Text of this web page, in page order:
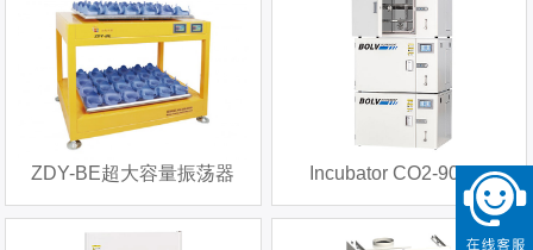
ZDY-BE超大容量振荡器 Incubator CO2-90WB